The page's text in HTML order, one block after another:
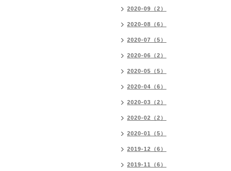
2020-09（2）
2020-08（6）
2020-07（5）
2020-06（2）
2020-05（5）
2020-04（6）
2020-03（2）
2020-02（2）
2020-01（5）
2019-12（6）
2019-11（6）